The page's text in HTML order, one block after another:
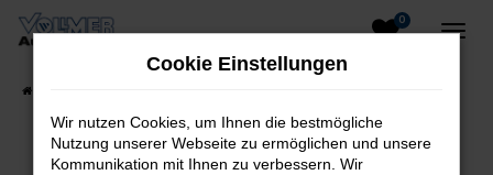
Zum
0
Cookie Einstellungen
Wir nutzen Cookies, um Ihnen die bestmögliche
Nutzung unserer Webseite zu ermöglichen und unsere
Kommunikation mit Ihnen zu verbessern. Wir